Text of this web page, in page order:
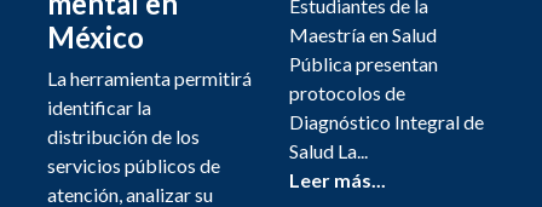
México
La herramienta permitirá
identificar la
distribución de los
servicios públicos de
atención, analizar su
Estudiantes de la
Maestría en Salud
Pública presentan
protocolos de
Diagnóstico Integral de
Salud La...
Leer más...